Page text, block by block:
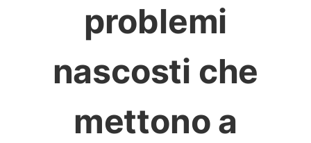
problemi
nascosti che
mettono a